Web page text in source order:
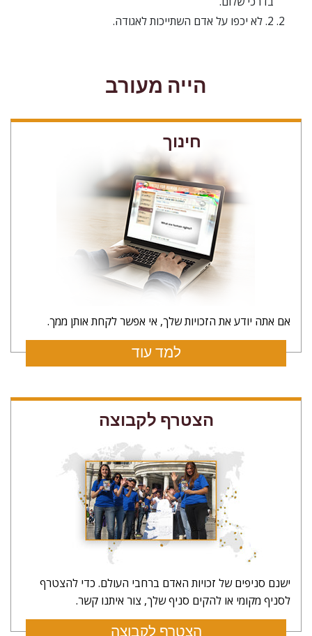
2. לא יכפו על אדם השתייכות לאגודה.
הייה מעורב
חינוך
אם אתה יודע את הזכויות שלך, אי אפשר לקחת אותן ממך.
למד עוד
הצטרף לקבוצה
ישנם סניפים של זכויות האדם ברחבי העולם. כדי להצטרף
לסניף מקומי או להקים סניף שלך, צור איתנו קשר.
הצטרף לקבוצה